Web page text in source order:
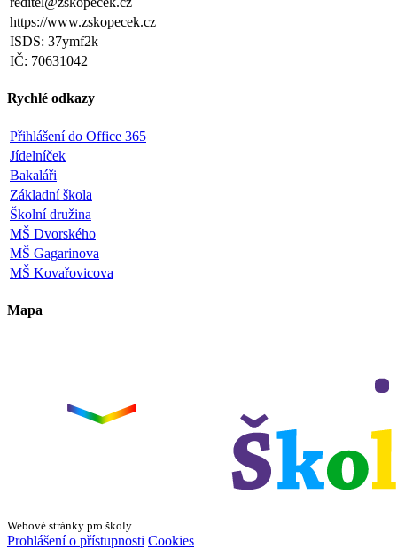
https://www.zskopecek.cz
ISDS: 37ymf2k
IČ: 70631042
Rychlé odkazy
Přihlášení do Office 365
Jídelníček
Bakaláři
Základní škola
Školní družina
MŠ Dvorského
MŠ Gagarinova
MŠ Kovařovicova
Mapa
Webové stránky pro školy
Prohlášení o přístupnosti Cookies